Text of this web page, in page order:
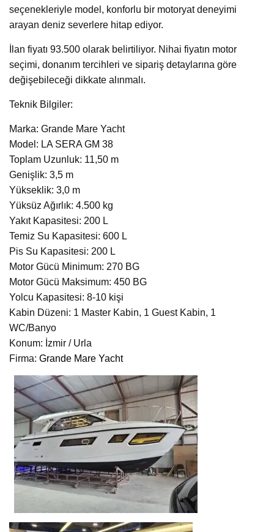
seçenekleriyle model, konforlu bir motoryat deneyimi
arayan deniz severlere hitap ediyor.
İlan fiyatı 93.500 olarak belirtiliyor. Nihai fiyatın motor
seçimi, donanım tercihleri ve sipariş detaylarına göre
değişebileceği dikkate alınmalı.
Teknik Bilgiler:
Marka: Grande Mare Yacht
Model: LA SERA GM 38
Toplam Uzunluk: 11,50 m
Genişlik: 3,5 m
Yükseklik: 3,0 m
Yüksüz Ağırlık: 4.500 kg
Yakıt Kapasitesi: 200 L
Temiz Su Kapasitesi: 600 L
Pis Su Kapasitesi: 200 L
Motor Gücü Minimum: 270 BG
Motor Gücü Maksimum: 450 BG
Yolcu Kapasitesi: 8-10 kişi
Kabin Düzeni: 1 Master Kabin, 1 Guest Kabin, 1
WC/Banyo
Konum: İzmir / Urla
Firma: Grande Mare Yacht